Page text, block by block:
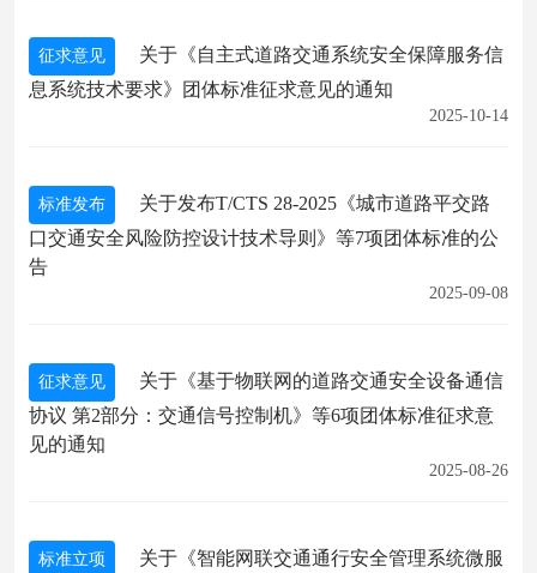
征求意见
关于《自主式道路交通系统安全保障服务信
息系统技术要求》团体标准征求意见的通知
2025-10-14
标准发布
关于发布T/CTS 28-2025《城市道路平交路
口交通安全风险防控设计技术导则》等7项团体标准的公
告
2025-09-08
征求意见
关于《基于物联网的道路交通安全设备通信
协议 第2部分：交通信号控制机》等6项团体标准征求意
见的通知
2025-08-26
标准立项 关于《智能网联交通通行安全管理系统微服